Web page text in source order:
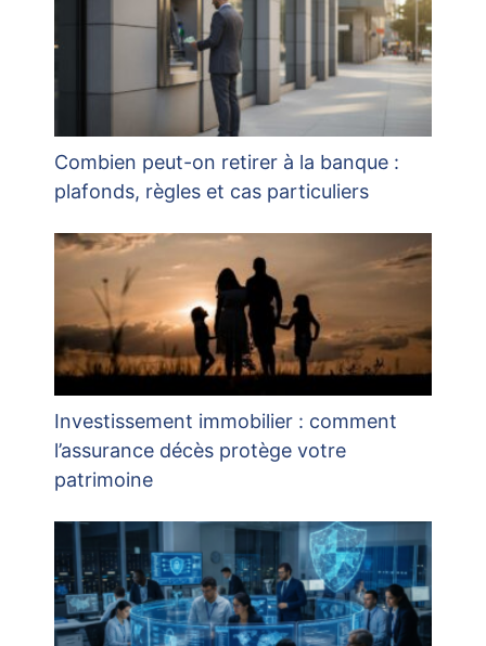
Combien peut-on retirer à la banque :
plafonds, règles et cas particuliers
Investissement immobilier : comment
l’assurance décès protège votre
patrimoine